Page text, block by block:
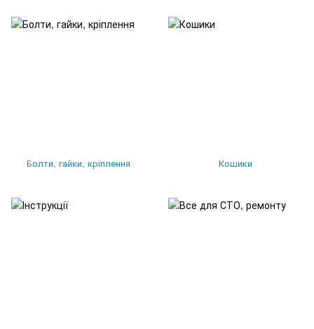
Болти, гайки, кріплення Кошики